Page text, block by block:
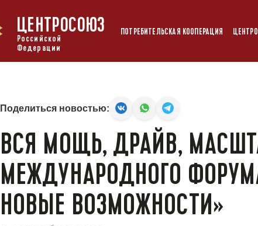
ЦЕНТРОСОЮЗ
Российской
Федерации
ПОТРЕБИТЕЛЬСКАЯ КООПЕРАЦИЯ
Поделиться новостью:
ВСЯ МОЩЬ, ДРАЙВ,
МЕЖДУНАРОДНОГО
НОВЫЕ ВОЗМОЖНОСТИ»